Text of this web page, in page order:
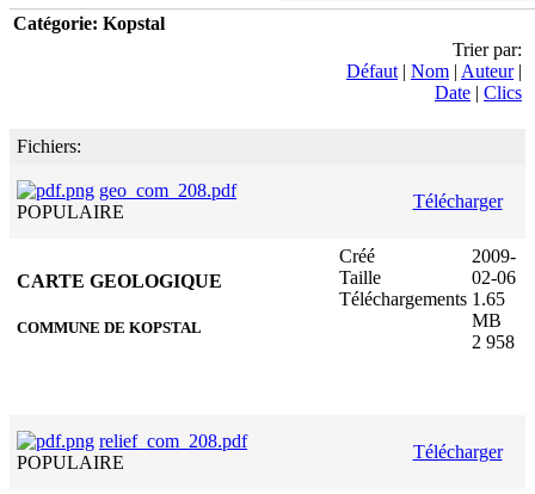
Catégorie: Kopstal
Trier par:
Défaut | Nom | Auteur|
Date | Clics
Fichiers:
geo_com_208.pdf
POPULAIRE
Télécharger
CARTE GEOLOGIQUE
COMMUNE DE KOPSTAL
Créé
Taille
Téléchargements
2009-
02-06
1.65
MB
2 958
relief_com_208.pdf
POPULAIRE
Télécharger